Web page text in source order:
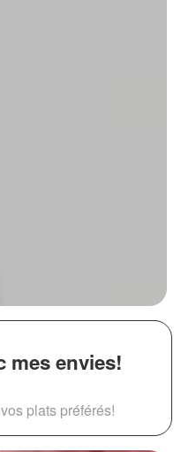
mes envies!
plats préférés!